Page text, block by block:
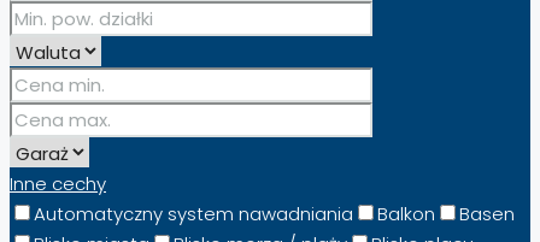
Inne cechy
Automatyczny system nawadniania
Balkon
Basen